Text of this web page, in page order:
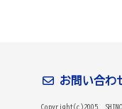
お問い合わ
Copyright(c)2005.